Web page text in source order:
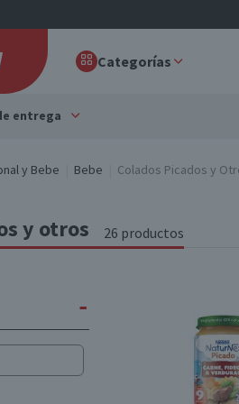
Categorías
entrega
y Bebe Bebe Colados Picados y
y otros 26 productos
-